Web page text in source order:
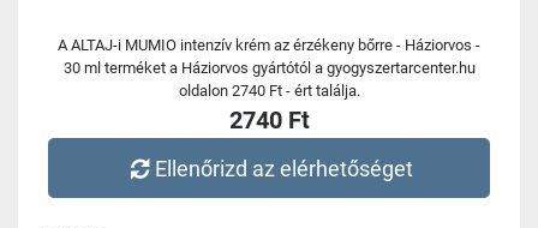
A ALTAJ-i MUMIO intenzív krém az érzékeny bőrre - Háziorvos -
30 ml terméket a Háziorvos gyártótól a gyogyszertarcenter.hu
oldalon 2740 Ft - ért találja.
2740 Ft
Ellenőrizd az elérhetőséget